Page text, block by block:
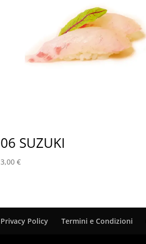
06 SUZUKI
3,00€
Privacy Policy Termini e Condizioni